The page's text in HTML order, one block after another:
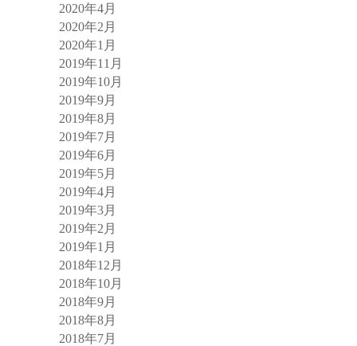
2020年4月
2020年2月
2020年1月
2019年11月
2019年10月
2019年9月
2019年8月
2019年7月
2019年6月
2019年5月
2019年4月
2019年3月
2019年2月
2019年1月
2018年12月
2018年10月
2018年9月
2018年8月
2018年7月